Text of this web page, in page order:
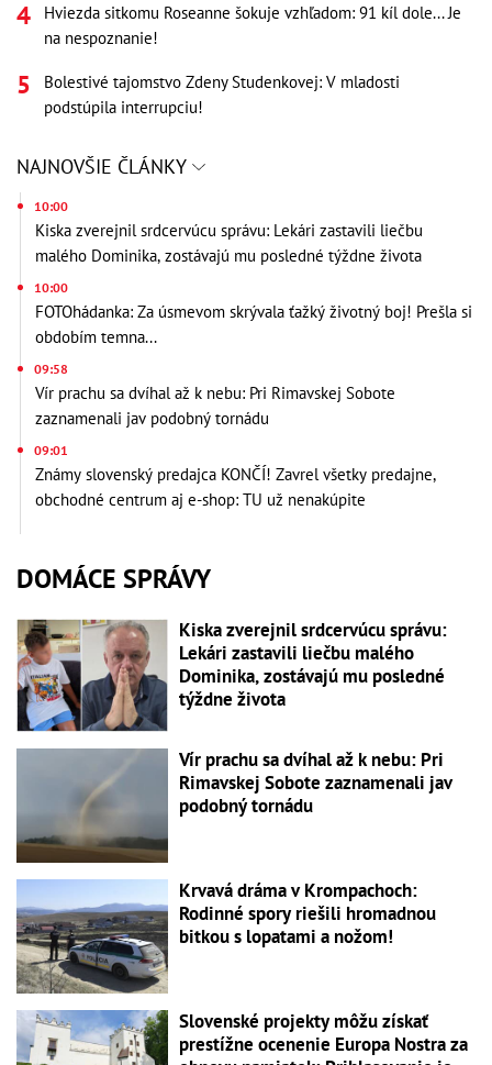
Hviezda sitkomu Roseanne šokuje vzhľadom: 91 kíl dole... Je
na nespoznanie!
Bolestivé tajomstvo Zdeny Studenkovej: V mladosti
podstúpila interrupciu!
NAJNOVŠIE ČLÁNKY
10:00
Kiska zverejnil srdcervúcu správu: Lekári zastavili liečbu
malého Dominika, zostávajú mu posledné týždne života
10:00
FOTOhádanka: Za úsmevom skrývala ťažký životný boj! Prešla si
obdobím temna...
09:58
Vír prachu sa dvíhal až k nebu: Pri Rimavskej Sobote
zaznamenali jav podobný tornádu
09:01
Známy slovenský predajca KONČÍ! Zavrel všetky predajne,
obchodné centrum aj e-shop: TU už nenakúpite
DOMÁCE SPRÁVY
Kiska zverejnil srdcervúcu správu:
Lekári zastavili liečbu malého
Dominika, zostávajú mu posledné
týždne života
Vír prachu sa dvíhal až k nebu: Pri
Rimavskej Sobote zaznamenali jav
podobný tornádu
Krvavá dráma v Krompachoch:
Rodinné spory riešili hromadnou
bitkou s lopatami a nožom!
Slovenské projekty môžu získať
prestížne ocenenie Europa Nostra za